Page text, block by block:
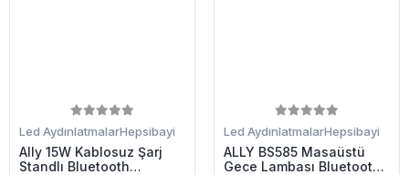
Led AydınlatmalarHepsibayi
Ally 15W Kablosuz Şarj
Standlı Bluetooth
Led AydınlatmalarHepsibayi
ALLY BS585 Masaüstü
Gece Lambası Bluetooth